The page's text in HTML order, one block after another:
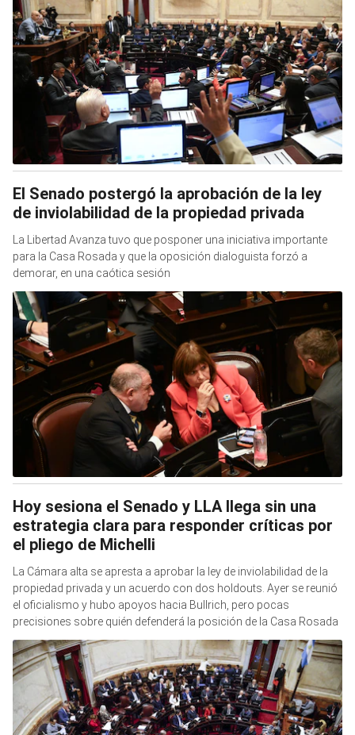
El Senado postergó la aprobación de la ley
de inviolabilidad de la propiedad privada
La Libertad Avanza tuvo que posponer una iniciativa importante
para la Casa Rosada y que la oposición dialoguista forzó a
demorar, en una caótica sesión
Hoy sesiona el Senado y LLA llega sin una
estrategia clara para responder críticas por
el pliego de Michelli
La Cámara alta se apresta a aprobar la ley de inviolabilidad de la
propiedad privada y un acuerdo con dos holdouts. Ayer se reunió
el oficialismo y hubo apoyos hacia Bullrich, pero pocas
precisiones sobre quién defenderá la posición de la Casa Rosada